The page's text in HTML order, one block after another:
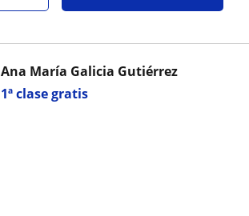
1ª clase gratis
Ana María Galicia Gutiérrez